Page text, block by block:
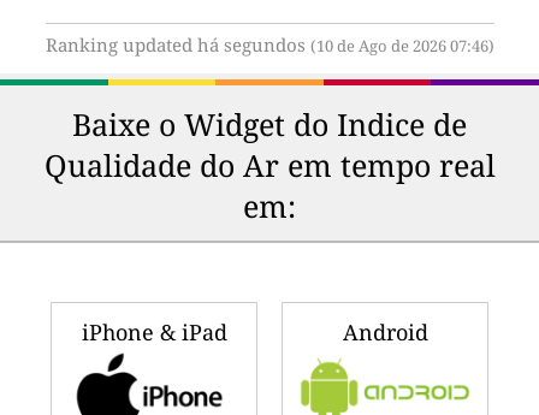
Ranking updated há segundos (10 de Ago de 2026 07:46)
Baixe o Widget do Indice de
Qualidade do Ar em tempo real
em:
iPhone & iPad Android